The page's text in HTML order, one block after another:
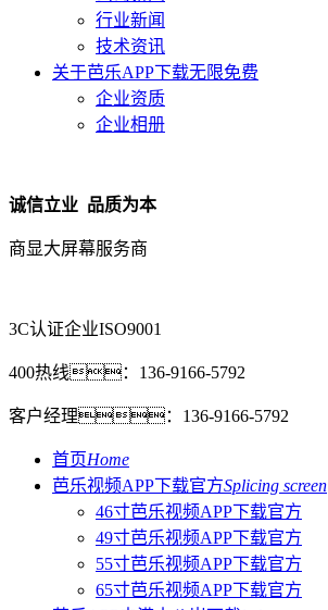
行业新闻
技术资讯
关于芭乐APP下载无限免费
企业资质
企业相册
诚信立业 品质为本
商显大屏幕服务商
3C认证企业ISO9001
400热线： 136-9166-5792
客户经理： 136-9166-5792
首页Home
芭乐视频APP下载官方Splicing screen
46寸芭乐视频APP下载官方
49寸芭乐视频APP下载官方
55寸芭乐视频APP下载官方
65寸芭乐视频APP下载官方